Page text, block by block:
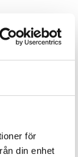
för
din enhet